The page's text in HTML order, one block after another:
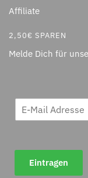
Affiliate
2,50€ SPAREN
Melde Dich für
Eintragen